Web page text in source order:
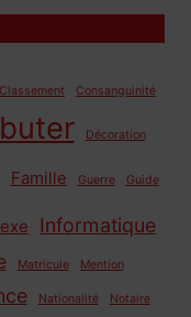
Classement Consanguinité
Décoration
Famille Guerre Guide
Informatique
Matricule Mention
Nationalité Notaire